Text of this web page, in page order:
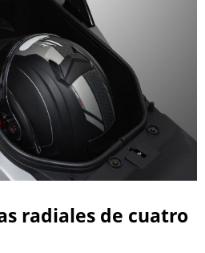
radiales de cuatro